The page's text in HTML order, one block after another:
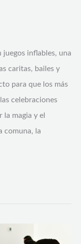
inflables, una
caritas, bailes y
para que los más
celebraciones
magia y el
comuna, la